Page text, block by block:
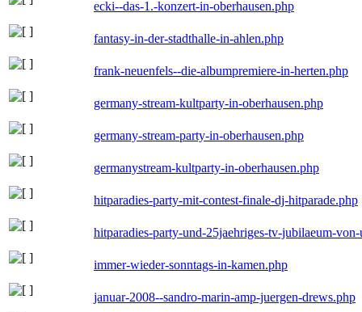
ecki--das-1.-konzert-in-oberhausen.php
fantasy-in-der-stadthalle-in-ahlen.php
frank-neuenfels--die-albumpremiere-in-herten.php
germany-stream-kultparty-in-oberhausen.php
germany-stream-party-in-oberhausen.php
germanystream-kultparty-in-oberhausen.php
hitparadies-party-mit-contest-finale-dj-hitparade.php
hitparadies-party-und-25jaehriges-tv-jubilaeum-
immer-wieder-sonntags-in-kamen.php
januar-2008--sandro-marin-amp-juergen-drews.php